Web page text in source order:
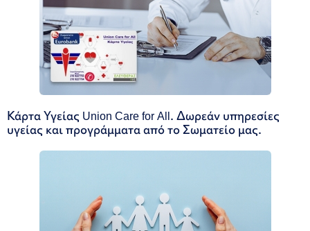
Κάρτα Υγείας Union Care for All. Δωρεάν υπηρεσίες
υγείας και προγράμματα από το Σωματείο μας.